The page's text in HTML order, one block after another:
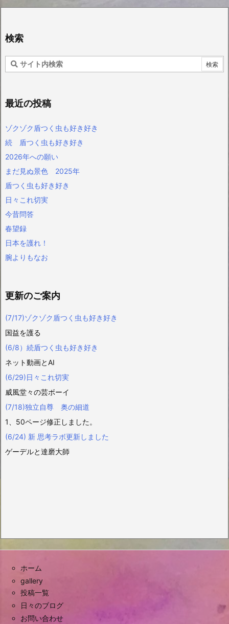
検索
最近の投稿
ゾクゾク盾つく虫も好き好き
続 盾つく虫も好き好き
2026年への願い
まだ見ぬ景色 2025年
盾つく虫も好き好き
日々これ切実
今昔問答
春望録
日本を護れ！
腕よりもなお
更新のご案内
(7/17)ゾクゾク盾つく虫も好き好き
国益を護る
(6/8）続盾つく虫も好き好き
ネット動画とAI
(6/29)日々これ切実
威風堂々の芸ボーイ
(7/18)独立自尊 奥の細道
1、50ページ修正しました。
(6/24) 新 思考ラボ更新しました
ゲーデルと達磨大師
ホーム
gallery
投稿一覧
日々のブログ
お問い合わせ